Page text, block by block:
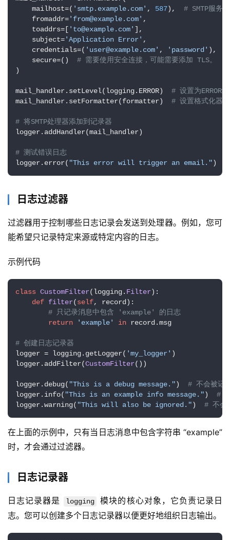
    mailhost=(
'smtp.example.com' , 587), # SMTP服务
    fromaddr=
'from@example.com' ,
    toaddrs=[
'to@example.com' ],
    subject=
'Application Error' ,
    credentials=(
'user@example.com' , 'password' ),
    secure=()
# 需要使用安全连接，可能需要添加 TLS。
)
mail_handler.setLevel(logging.ERROR) # 设置为ERROR
mail_handler.setFormatter(formatter) # 设置格式化器
# 将SMTP处理器添加到记录器
logger.addHandler(mail_handler)
# 测试错误日志
logger.error( "This error will trigger an email.")
日志过滤器
过滤器用于控制哪些日志记录会发送到处理器。例如，您可
能希望只记录特定来源或特定内容的日志。
示例代码
class CustomFilter(logging. Filter):
def filter(self, record):
# 只记录消息中包含 'example' 的日志
return
'example' in record.msg
# 创建日志记录器
logger = logging.getLogger( 'my_logger' )
logger.addFilter(CustomFilter())
logger.debug( "This is a debug message.") # 不会被记
logger.info( "This is an example info message.") #
logger.warning( "This will also be ignored.") # 不会
在上面的示例中，只有当日志消息中包含字符串 “example”
时，才会通过过滤器。
日志记录器
日志记录器是 logging
模块的核心对象，它负责记录日
志。您可以创建多个日志记录器以便更好地组织日志输出。